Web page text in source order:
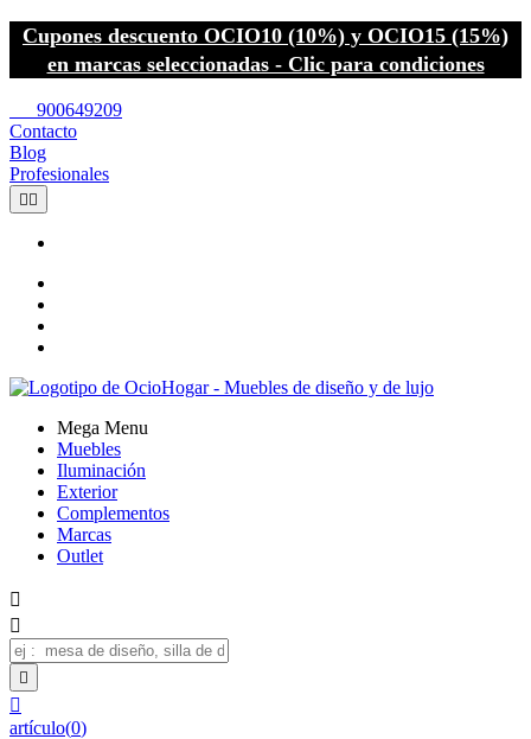
Cupones descuento OCIO10 (10%) y OCIO15 (15%)
en marcas seleccionadas - Clic para condiciones
900649209
Contacto
Blog
Profesionales
 
Mega Menu
Muebles
Iluminación
Exterior
Complementos
Marcas
Outlet




artículo(0)